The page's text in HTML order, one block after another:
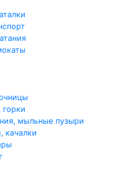
мыльные пузыри
качалки